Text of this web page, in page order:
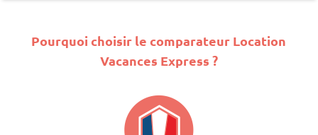
Pourquoi choisir le comparateur Location
Vacances Express ?